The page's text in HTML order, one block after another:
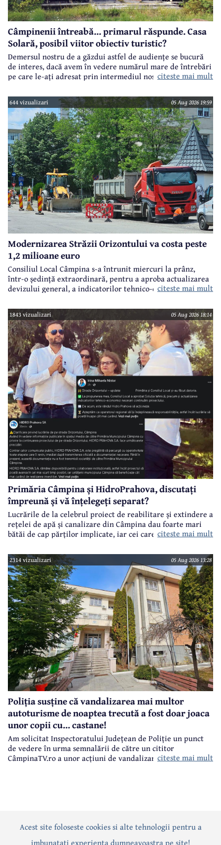
Câmpinenii întreabă... primarul răspunde. Casa
Solară, posibil viitor obiectiv turistic?
Demersul nostru de a găzdui astfel de audiențe se bucură
de interes, dacă avem în vedere numărul mare de întrebări
pe care le-ați adresat prin intermediul nostru primarului
citeste mai mult
644 vizualizari 05 Aug 2026 19:59
Modernizarea Străzii Orizontului va costa peste
1,2 milioane euro
Consiliul Local Câmpina s-a întrunit miercuri la prânz,
într-o ședință extraordinară, pentru a aproba actualizarea
devizului general, a indicatorilor tehnico-economici și a
realizarea modernizării Străzii Orizontului, obiectiv
finanțat prin Programul Național de Investiții ”Anghel
Saligny”.
citeste mai mult
1843 vizualizari 05 Aug 2026 18:14
Primăria Câmpina și HidroPrahova, discutați
împreună și vă înțelegeți separat?
Lucrările de la celebrul proiect de reabilitare și extindere a
rețelei de apă și canalizare din Câmpina dau foarte mari
bătăi de cap părților implicate, iar cei care suferă sunt
Orizontului.
citeste mai mult
2314 vizualizari 05 Aug 2026 13:28
Poliția susține că vandalizarea mai multor
autoturisme de noaptea trecută a fost doar joaca
unor copii cu... castane!
Am solicitat Inspectoratului Județean de Poliție un punct
de vedere în urma semnalării de către un cititor
CâmpinaTV.ro a unor acțiuni de vandalizare a unorciteste mai mult
ActualitatePoliticăSocialEvenimentInterviuri
Acest site foloseste cookies si alte tehnologii pentru a
imbunatati experienta dumneavoastra pe site!